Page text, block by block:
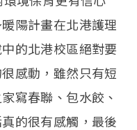
陽計畫在北港護理
的北港校區絕對要
感動，雖然只有短
寫春聯、包水餃、
的很有感觸，最後